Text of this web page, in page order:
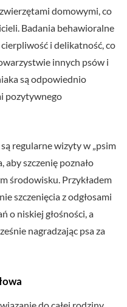
domowymi, co
Badania behawioralne
i delikatność, co
innych psów i
są odpowiednio
pozytywnego
regularne wizyty w „psim
aby szczenię poznało
środowisku. Przykładem
szczenięcia z odgłosami
o niskiej głośności, a
nagradzając psa za
do całej rodziny